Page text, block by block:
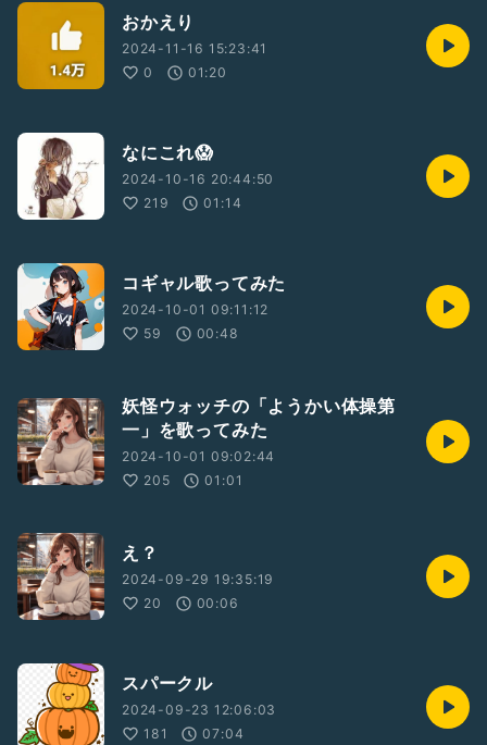
おかえり
2024-11-16 15:23:41
0
01:20
なにこれ😱
2024-10-16 20:44:50
219
01:14
コギャル歌ってみた
2024-10-01 09:11:12
59
00:48
妖怪ウォッチの「ようかい体操第
一」を歌ってみた
2024-10-01 09:02:44
205
01:01
え？
2024-09-29 19:35:19
20
00:06
スパークル
2024-09-23 12:06:03
181
07:04